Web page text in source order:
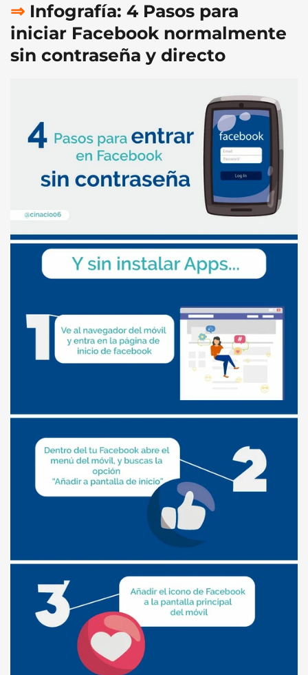
⇒ Infografía: 4 Pasos para
iniciar Facebook normalmente
sin contraseña y directo